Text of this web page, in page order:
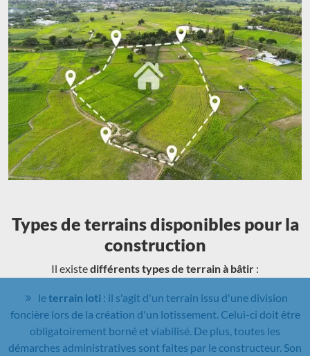
Types de terrains disponibles pour la
construction
Il existedifférents types de terrain à bâtir :
leterrain loti : il s'agit d'un terrain issu d'une division
foncière lors de la création d'un lotissement. Celui-ci doit être
obligatoirement borné et viabilisé. De plus, toutes les
démarches administratives sont faites par le constructeur. Son